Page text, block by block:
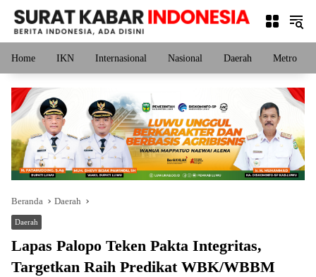
Langsung
konten
Home IKN Internasional Nasional Daerah Metro
Beranda Daerah
Daerah
Lapas Palopo Teken Pakta Integritas,
Targetkan Raih Predikat WBK/WBBM